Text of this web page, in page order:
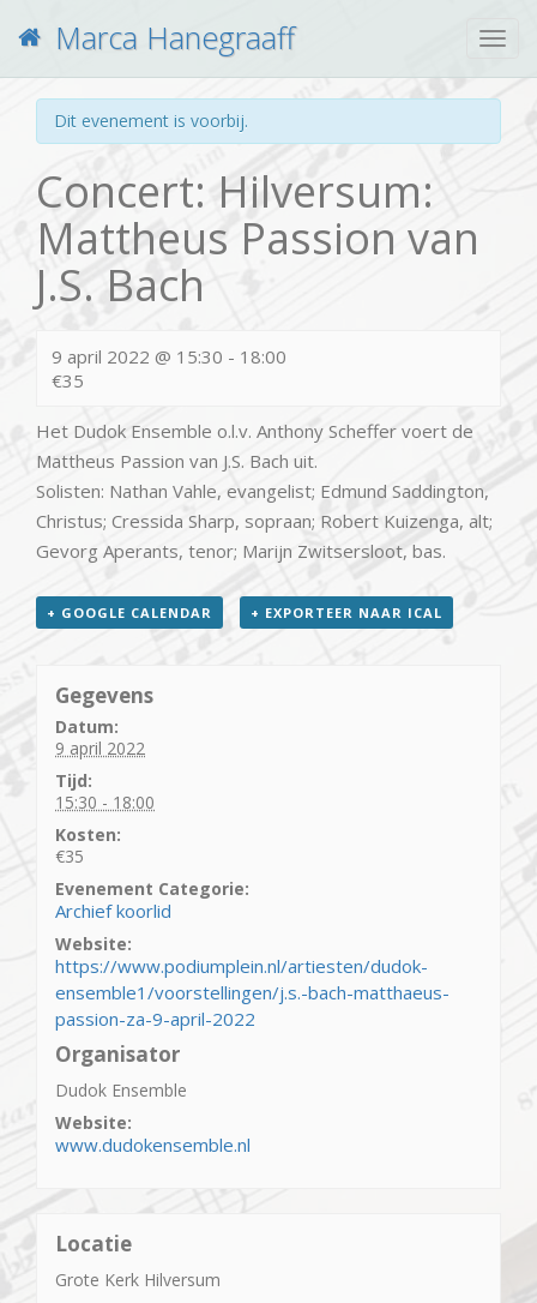
Marca Hanegraaff
Dit evenement is voorbij.
Concert: Hilversum:
Mattheus Passion van
J.S. Bach
9 april 2022 @ 15:30 - 18:00
€35
Het Dudok Ensemble o.l.v. Anthony Scheffer voert de
Mattheus Passion van J.S. Bach uit.
Solisten: Nathan Vahle, evangelist; Edmund Saddington,
Christus; Cressida Sharp, sopraan; Robert Kuizenga, alt;
Gevorg Aperants, tenor; Marijn Zwitsersloot, bas.
+ GOOGLE CALENDAR + EXPORTEER NAAR ICAL
Gegevens
Datum:
9 april 2022
Tijd:
15:30 - 18:00
Kosten:
€35
Evenement Categorie:
Archief koorlid
Website:
https://www.podiumplein.nl/artiesten/dudok-
ensemble1/voorstellingen/j.s.-bach-matthaeus-
passion-za-9-april-2022
Organisator
Dudok Ensemble
Website:
www.dudokensemble.nl
Locatie
Grote Kerk Hilversum